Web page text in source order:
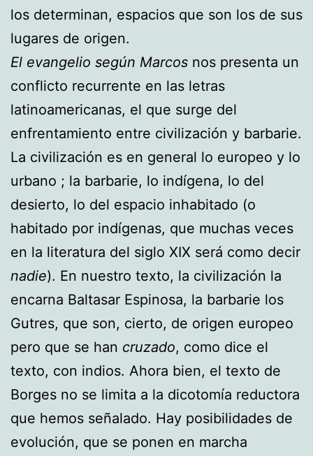
los determinan, espacios que son los de sus
lugares de origen.
El evangelio según Marcos nos presenta un
conflicto recurrente en las letras
latinoamericanas, el que surge del
enfrentamiento entre civilización y barbarie.
La civilización es en general lo europeo y lo
urbano ; la barbarie, lo indígena, lo del
desierto, lo del espacio inhabitado (o
habitado por indígenas, que muchas veces
en la literatura del siglo XIX será como decir
nadie). En nuestro texto, la civilización la
encarna Baltasar Espinosa, la barbarie los
Gutres, que son, cierto, de origen europeo
pero que se han cruzado, como dice el
texto, con indios. Ahora bien, el texto de
Borges no se limita a la dicotomía reductora
que hemos señalado. Hay posibilidades de
evolución, que se ponen en marcha